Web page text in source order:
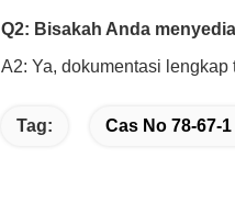
Q2: Bisakah Anda
A2: Ya, dokumentasi
Tag: Cas No 78-67-1